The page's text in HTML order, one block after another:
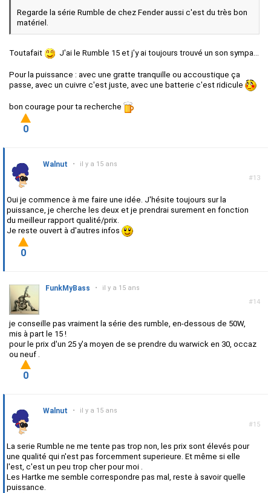
Regarde la série Rumble de chez Fender aussi c'est du très bon
matériel.
Toutafait J'ai le Rumble 15 et j'y ai toujours trouvé un son sympa...
Pour la puissance : avec une gratte tranquille ou accoustique ça
passe, avec un cuivre c'est juste, avec une batterie c'est ridicule
bon courage pour ta recherche
0
#13
Walnut • il y a 15 ans
Oui je commence à me faire une idée. J'hésite toujours sur la
puissance, je cherche les deux et je prendrai surement en fonction
du meilleur rapport qualité/prix.
Je reste ouvert à d'autres infos
0
#14
FunkMyBass • il y a 15 ans
je conseille pas vraiment la série des rumble, en-dessous de 50W,
mis à part le 15 !
pour le prix d'un 25 y'a moyen de se prendre du warwick en 30, occaz
ou neuf .
0
#15
Walnut • il y a 15 ans
La serie Rumble ne me tente pas trop non, les prix sont élevés pour
une qualité qui n'est pas forcemment superieure. Et même si elle
l'est, c'est un peu trop cher pour moi .
Les Hartke me semble correspondre pas mal, reste à savoir quelle
puissance.